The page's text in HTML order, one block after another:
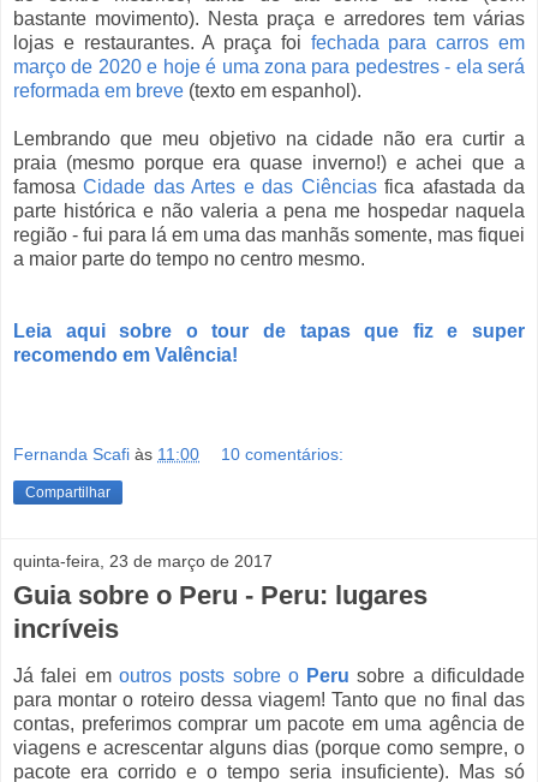
bastante movimento). Nesta praça e arredores tem várias
lojas e restaurantes. A praça foi fechada para carros em
março de 2020 e hoje é uma zona para pedestres - ela será
reformada em breve (texto em espanhol).
Lembrando que meu objetivo na cidade não era curtir a
praia (mesmo porque era quase inverno!) e achei que a
famosaCidade das Artes e das Ciênciasfica afastada da
parte histórica e não valeria a pena me hospedar naquela
região - fui para lá em uma das manhãs somente, mas fiquei
a maior parte do tempo no centro mesmo.
Leia aqui sobre o tour de tapas que fiz e super
recomendo em Valência!
Fernanda Scafi às 11:00 10 comentários:
Compartilhar
quinta-feira, 23 de março de 2017
Guia sobre o Peru - Peru: lugares
incríveis
Já falei em outros posts sobre o Peru sobre a dificuldade
para montar o roteiro dessa viagem! Tanto que no final das
contas, preferimos comprar um pacote em uma agência de
viagens e acrescentar alguns dias (porque como sempre, o
pacote era corrido e o tempo seria insuficiente). Mas só